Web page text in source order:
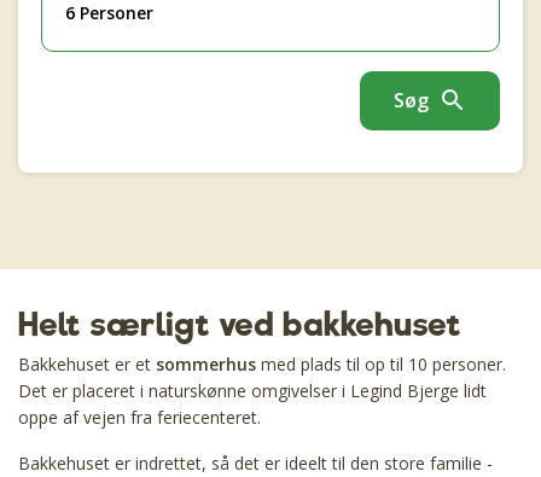
6 Personer
Søg
Helt særligt ved bakkehuset
Bakkehuset er et sommerhus med plads til op til 10 personer.
Det er placeret i naturskønne omgivelser i Legind Bjerge lidt
oppe af vejen fra feriecenteret.
Bakkehuset er indrettet, så det er ideelt til den store familie -